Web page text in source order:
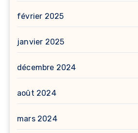
février 2025
janvier 2025
décembre 2024
août 2024
mars 2024